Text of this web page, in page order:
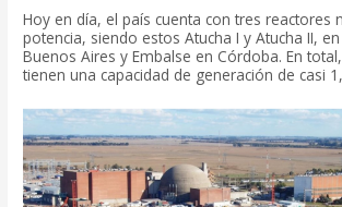
Hoy en día, el país cuenta con tres reactores
potencia, siendo estos Atucha I y Atucha II,
Buenos Aires y Embalse en Córdoba. En
tienen una capacidad de generación de casi